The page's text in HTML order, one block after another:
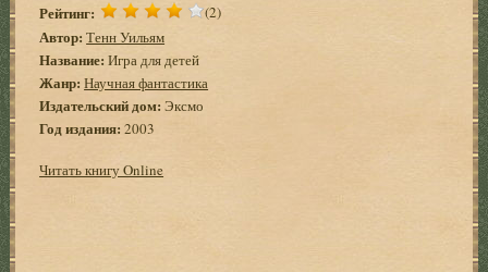
Рейтинг: (2)
Автор: Тенн Уильям
Название: Игра для детей
Жанр: Научная фантастика
Издательский дом: Эксмо
Год издания: 2003
Читать книгу Online